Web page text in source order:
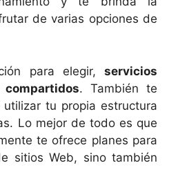
de varias opciones de
para elegir, servicios
. También te
tu propia estructura
Lo mejor de todo es que
te ofrece planes para
sitios Web, sino también